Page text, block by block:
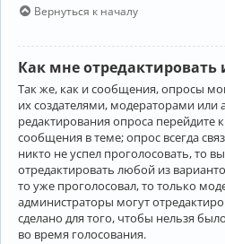
Вернуться к началу
Как мне отредактировать
Так же, как и сообщения, опросы
их создателями, модераторами или
редактирования опроса перейдите
сообщения в теме; опрос всегда
никто не успел проголосовать, то
отредактировать любой из
то уже проголосовал, то только
администраторы могут
сделано для того, чтобы нельзя
во время голосования.